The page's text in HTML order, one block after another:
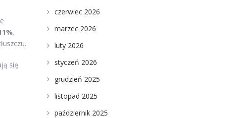
.
się
czerwiec 2026
marzec 2026
luty 2026
styczeń 2026
grudzień 2025
listopad 2025
październik 2025